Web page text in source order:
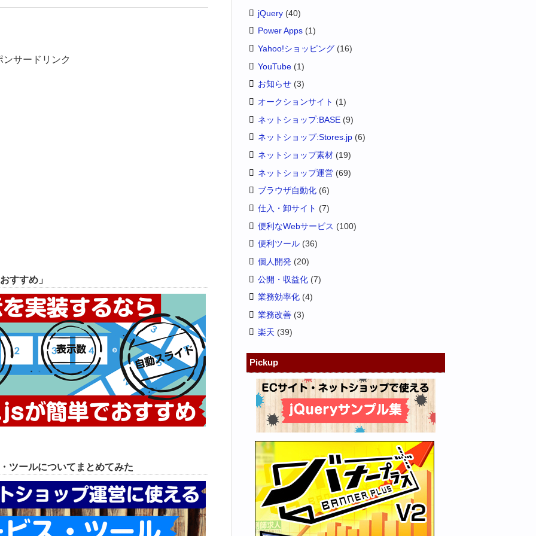
ンサードリンク
すすめ」
ツールについてまとめてみた
jQuery (40)
Power Apps (1)
Yahoo!ショッピング (16)
YouTube (1)
お知らせ (3)
オークションサイト (1)
ネットショップ:BASE (9)
ネットショップ:Stores.jp (6)
ネットショップ素材 (19)
ネットショップ運営 (69)
ブラウザ自動化 (6)
仕入・卸サイト (7)
便利なWebサービス (100)
便利ツール (36)
個人開発 (20)
公開・収益化 (7)
業務効率化 (4)
業務改善 (3)
楽天 (39)
Pickup